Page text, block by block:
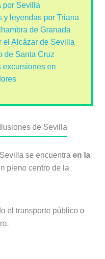
por Sevilla
y leyendas por Triana
de Granada
el Alcázar de Sevilla
de Santa Cruz
excursiones en
de Sevilla
se encuentra en la
pleno centro de la
el transporte público o